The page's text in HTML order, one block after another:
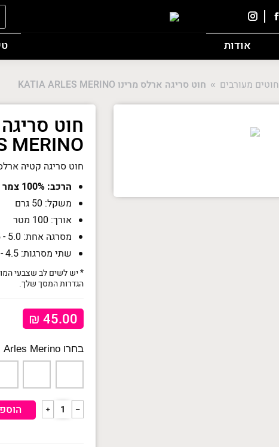
אודות
You are here:חוטים מעורבים חוט סריגה ארלס מרינו KATIA ARLES MERINO
MERINO
חוט סריגה קטיה
הרכב: 100% צמר מרינו פיין
משקל: 50 גרם
אורך: 100 מטר
מסרגה אחת: 5.0 - 4.5 מ"מ
שתי מסרגות: 4.5 - 4.0 מ"מ
* יש לשים לב שצבעי
הגדרות המסך שלך.
₪ 45.00
Arles Merino
כמות
של
﹣
﹢